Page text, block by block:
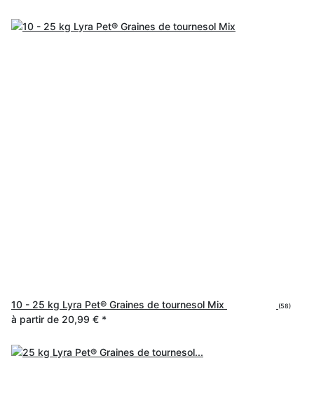
10 - 25 kg Lyra Pet® Graines de tournesol Mix (58)
à partir de 20,99 € *